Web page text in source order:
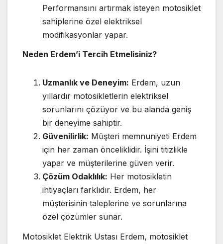
Performansını artırmak isteyen motosiklet
sahiplerine özel elektriksel
modifikasyonlar yapar.
Neden Erdem’i Tercih Etmelisiniz?
Uzmanlık ve Deneyim: Erdem, uzun
yıllardır motosikletlerin elektriksel
sorunlarını çözüyor ve bu alanda geniş
bir deneyime sahiptir.
Güvenilirlik: Müşteri memnuniyeti Erdem
için her zaman önceliklidir. İşini titizlikle
yapar ve müşterilerine güven verir.
Çözüm Odaklılık: Her motosikletin
ihtiyaçları farklıdır. Erdem, her
müşterisinin taleplerine ve sorunlarına
özel çözümler sunar.
Motosiklet Elektrik Ustası Erdem, motosiklet